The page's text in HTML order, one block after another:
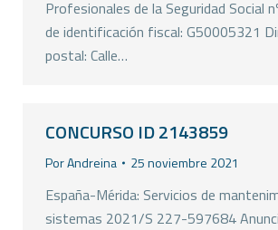
Profesionales de la Seguridad Social
de identificación fiscal: G50005321
postal: Calle…
CONCURSO ID 2143859
PorAndreina 25 noviembre 2021
España-Mérida: Servicios de
sistemas 2021/S 227-597684